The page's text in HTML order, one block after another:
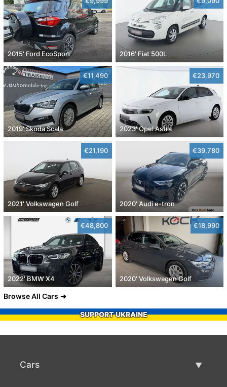
2015' Ford EcoSport 2016' Fiat 500L
€11,490
2019' Skoda Scala
€23,970
2023' Opel Astra
€21,190
2021' Volkswagen Golf
€39,780
2020' Audi e-tron
€48,800
2022' BMW X4
€18,990
2020' Volkswagen Golf
Browse All Cars
SUPPORT UKRAINE
Cars